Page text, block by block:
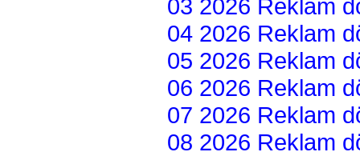
03 2026 Reklam
04 2026 Reklam
05 2026 Reklam
06 2026 Reklam
07 2026 Reklam
08 2026 Reklam